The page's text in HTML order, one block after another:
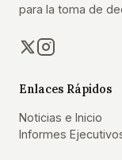
para la toma de
Enlaces Rápidos
Noticias e Inicio
Informes